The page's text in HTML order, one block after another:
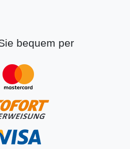
bequem per